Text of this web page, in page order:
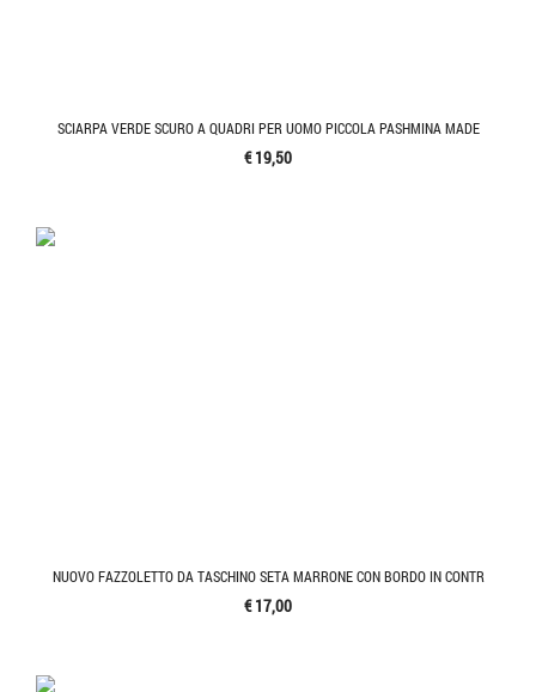
SCIARPA VERDE SCURO A QUADRI PER UOMO PICCOLA PASHMINA MADE
€ 19,50
NUOVO FAZZOLETTO DA TASCHINO SETA MARRONE CON BORDO IN CONTR
€ 17,00